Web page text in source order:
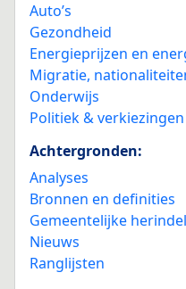
Auto’s
Gezondheid
Energieprijzen en
Migratie,
Onderwijs
Politiek & verkiezingen
Achtergronden:
Analyses
Bronnen en definities
Gemeentelijke
Nieuws
Ranglijsten